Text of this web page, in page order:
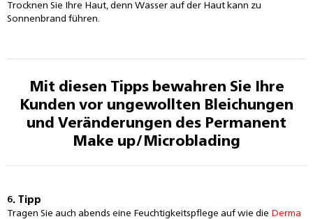
Trocknen Sie Ihre Haut, denn Wasser auf der Haut kann zu
Sonnenbrand führen.
Mit diesen Tipps bewahren Sie Ihre
Kunden vor ungewollten Bleichungen
und Veränderungen des Permanent
Make up/Microblading
6. Tipp
Tragen Sie auch abends eine Feuchtigkeitspflege auf wie die Derma